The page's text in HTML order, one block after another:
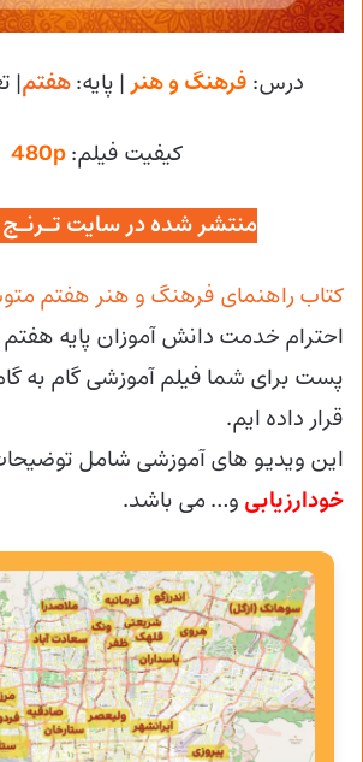
درس: فرهنگ و هنر| پایه:هفتم|
کیفیت فیلم:480p
منتشر شده در سایت تـرنـج
کتاب راهنمای فرهنگ و هنر هفتم
احترام خدمت دانش آموزان پایه
پست برای شما فیلم آموزشی گام به
قرار داده ایم.
این ویدیو های آموزشی شامل
خودارزیابی و… می باشد.